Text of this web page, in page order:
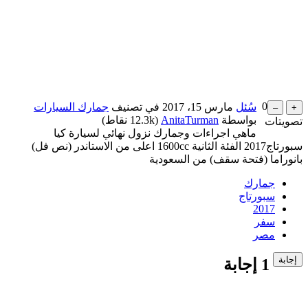
0
تصويتات
سُئل مارس 15، 2017 في تصنيف جمارك السيارات
بواسطة AnitaTurman
(
12.3k نقاط)
ماهي اجراءات وجمارك نزول نهائي لسيارة كيا
سبورتاج2017 الفئة الثانية 1600cc اعلى من الاستاندر (نص فل)
بانوراما (فتحة سقف) من السعودية
جمارك
سبورتاج
2017
سفر
مصر
1 إجابة